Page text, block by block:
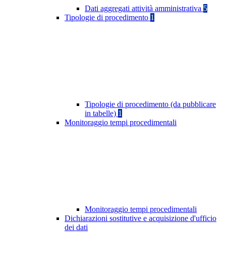
Dati aggregati attività amministrativa 5
Tipologie di procedimento 1
Tipologie di procedimento (da pubblicare
in tabelle) 1
Monitoraggio tempi procedimentali
Monitoraggio tempi procedimentali
Dichiarazioni sostitutive e acquisizione d'ufficio
dei dati